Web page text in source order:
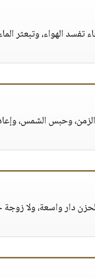
تفسد الهواء، وتبعثر
وحبس الشمس،
دار واسعة، ولا زوجة